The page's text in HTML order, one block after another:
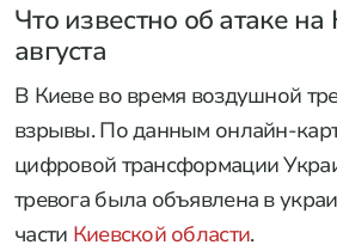
Что известно об атаке
августа
В Киеве во время воздушной
взрывы. По данным онлайн-
цифровой трансформации
тревога была объявлена в
части Киевской области.